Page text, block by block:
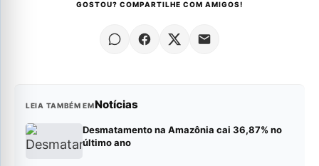
GOSTOU? COMPARTILHE COM AMIGOS!
LEIA TAMBÉM EMNotícias
Desmatamento na Amazônia cai 36,87% no
último ano